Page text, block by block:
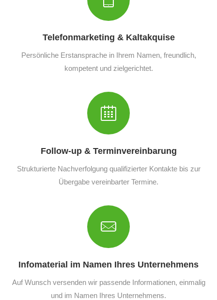
Telefonmarketing & Kaltakquise
Persönliche Erstansprache in Ihrem Namen, freundlich,
kompetent und zielgerichtet.
Follow-up & Terminvereinbarung
Strukturierte Nachverfolgung qualifizierter Kontakte bis zur
Übergabe vereinbarter Termine.
Infomaterial im Namen Ihres Unternehmens
Auf Wunsch versenden wir passende Informationen, einmalig
und im Namen Ihres Unternehmens.